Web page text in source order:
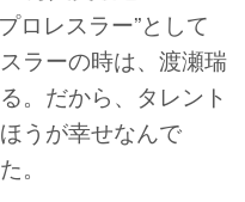
ロレスラー”として
ラーの時は、渡瀬瑞
。だから、タレント
うが幸せなんで
。